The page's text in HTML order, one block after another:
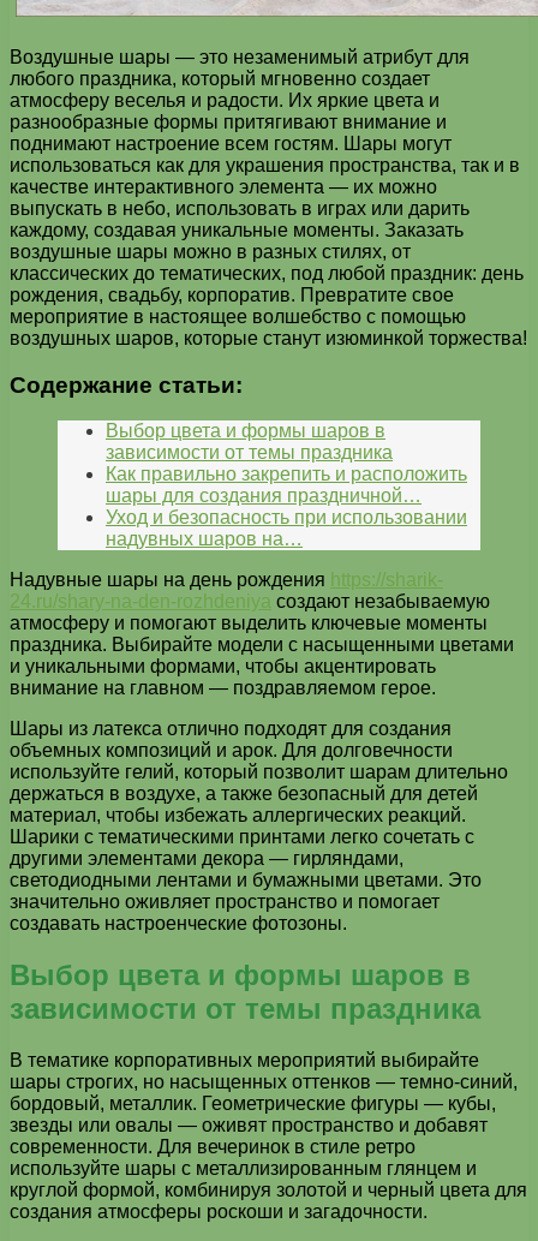
Воздушные шары — это незаменимый атрибут для
любого праздника, который мгновенно создает
атмосферу веселья и радости. Их яркие цвета и
разнообразные формы притягивают внимание и
поднимают настроение всем гостям. Шары могут
использоваться как для украшения пространства, так и в
качестве интерактивного элемента — их можно
выпускать в небо, использовать в играх или дарить
каждому, создавая уникальные моменты. Заказать
воздушные шары можно в разных стилях, от
классических до тематических, под любой праздник: день
рождения, свадьбу, корпоратив. Превратите свое
мероприятие в настоящее волшебство с помощью
воздушных шаров, которые станут изюминкой торжества!
Содержание статьи:
Выбор цвета и формы шаров в
зависимости от темы праздника
Как правильно закрепить и расположить
шары для создания праздничной…
Уход и безопасность при использовании
надувных шаров на…
Надувные шары на день рождения https://sharik-
24.ru/shary-na-den-rozhdeniya создают незабываемую
атмосферу и помогают выделить ключевые моменты
праздника. Выбирайте модели с насыщенными цветами
и уникальными формами, чтобы акцентировать
внимание на главном — поздравляемом герое.
Шары из латекса отлично подходят для создания
объемных композиций и арок. Для долговечности
используйте гелий, который позволит шарам длительно
держаться в воздухе, а также безопасный для детей
материал, чтобы избежать аллергических реакций.
Шарики с тематическими принтами легко сочетать с
другими элементами декора — гирляндами,
светодиодными лентами и бумажными цветами. Это
значительно оживляет пространство и помогает
создавать настроенческие фотозоны.
Выбор цвета и формы шаров в
зависимости от темы праздника
В тематике корпоративных мероприятий выбирайте
шары строгих, но насыщенных оттенков — темно-синий,
бордовый, металлик. Геометрические фигуры — кубы,
звезды или овалы — оживят пространство и добавят
современности. Для вечеринок в стиле ретро
используйте шары с металлизированным глянцем и
круглой формой, комбинируя золотой и черный цвета для
создания атмосферы роскоши и загадочности.